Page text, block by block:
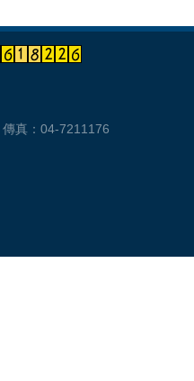
真：04-7211176